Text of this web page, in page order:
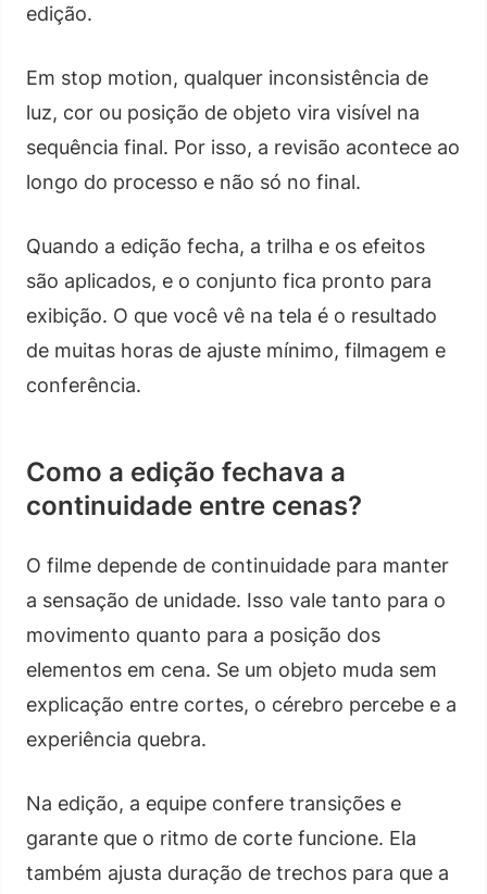
edição.
Em stop motion, qualquer inconsistência de
luz, cor ou posição de objeto vira visível na
sequência final. Por isso, a revisão acontece ao
longo do processo e não só no final.
Quando a edição fecha, a trilha e os efeitos
são aplicados, e o conjunto fica pronto para
exibição. O que você vê na tela é o resultado
de muitas horas de ajuste mínimo, filmagem e
conferência.
Como a edição fechava a
continuidade entre cenas?
O filme depende de continuidade para manter
a sensação de unidade. Isso vale tanto para o
movimento quanto para a posição dos
elementos em cena. Se um objeto muda sem
explicação entre cortes, o cérebro percebe e a
experiência quebra.
Na edição, a equipe confere transições e
garante que o ritmo de corte funcione. Ela
também ajusta duração de trechos para que a